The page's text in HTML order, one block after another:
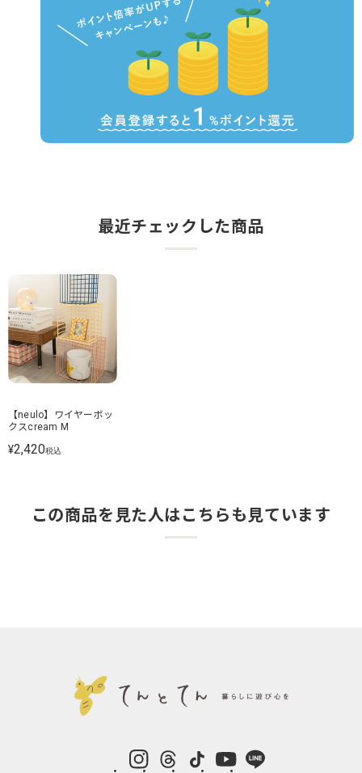
最近チェックした商品
【neulo】ワイヤーボッ
クスcream M
¥2,420税込
この商品を見た人はこちらも見ています
instagramThreads LINE